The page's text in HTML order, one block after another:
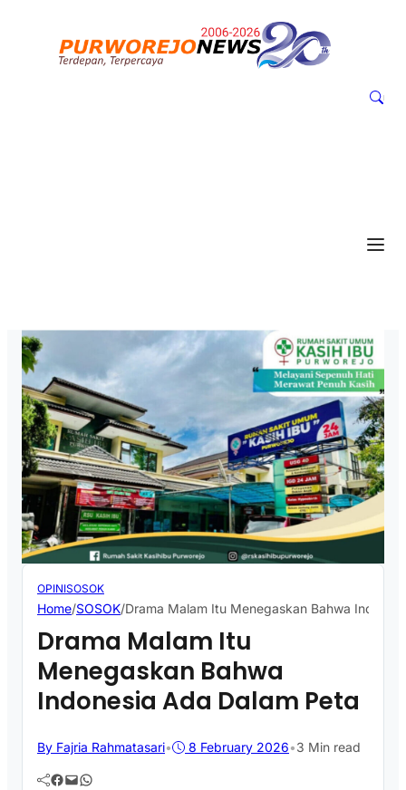
OPINISOSOK
Home/SOSOK/Drama Malam Itu Menegaskan Bahwa
Drama Malam Itu
Menegaskan Bahwa
Indonesia Ada Dalam Peta
By Fajria Rahmatasari• 8 February 2026•3 Min read
Facebook Mail WhatsApp